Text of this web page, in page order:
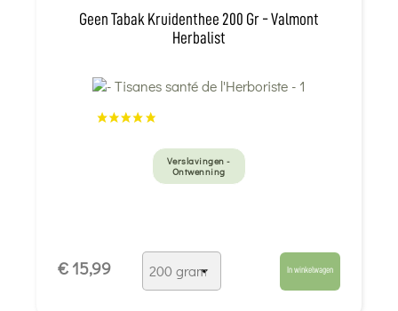
Geen Tabak Kruidenthee 200 Gr - Valmont
Herbalist
Verslavingen -
Ontwenning
€ 15,99 In winkelwagen